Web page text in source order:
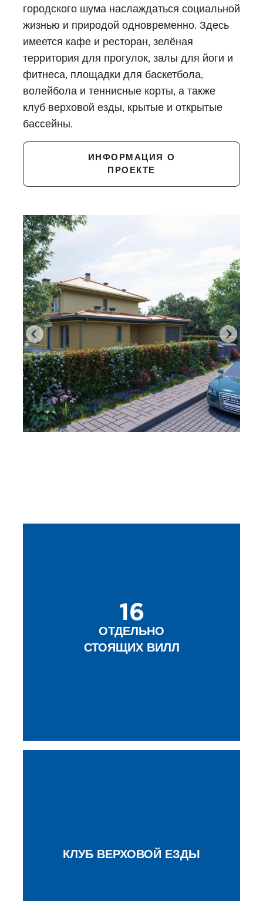
городского шума наслаждаться социальной
жизнью и природой одновременно. Здесь
имеется кафе и ресторан, зелёная
территория для прогулок, залы для йоги и
фитнеса, площадки для баскетбола,
волейбола и теннисные корты, а также
клуб верховой езды, крытые и открытые
бассейны.
ИНФОРМАЦИЯ О
ПРОЕКТЕ
16
ОТДЕЛЬНО
СТОЯЩИХ ВИЛЛ
КЛУБ ВЕРХОВОЙ ЕЗДЫ